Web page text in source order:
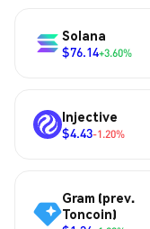
Solana
$76.14+3.60%
Injective
$4.43-1.20%
Gram (prev.
Toncoin)